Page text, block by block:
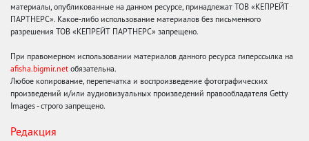
материалы, опубликованные на данном ресурсе, принадлежат ТОВ «КЕПРЕЙТ
ПАРТНЕРС». Какое-либо использование материалов без письменного
разрешения ТОВ «КЕПРЕЙТ ПАРТНЕРС» запрещено.
При правомерном использовании материалов данного ресурса гиперссылка на
afisha.bigmir.net обязательна.
Любое копирование, перепечатка и воспроизведение фотографических
произведений и/или аудиовизуальных произведений правообладателя Getty
Images - строго запрещено.
Редакция